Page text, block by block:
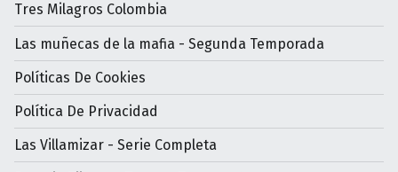
Tres Milagros Colombia
Las muñecas de la mafia - Segunda Temporada
Políticas De Cookies
Política De Privacidad
Las Villamizar - Serie Completa